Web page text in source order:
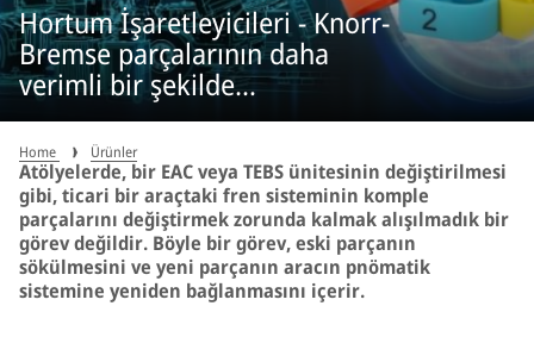
Hortum İşaretleyicileri - Knorr-
Bremse parçalarının daha
verimli bir şekilde
değiştirilmesini destekler
Home Ürünler
Atölyelerde, bir EAC veya TEBS ünitesinin değiştirilmesi
gibi, ticari bir araçtaki fren sisteminin komple
parçalarını değiştirmek zorunda kalmak alışılmadık bir
görev değildir. Böyle bir görev, eski parçanın
sökülmesini ve yeni parçanın aracın pnömatik
sistemine yeniden bağlanmasını içerir.